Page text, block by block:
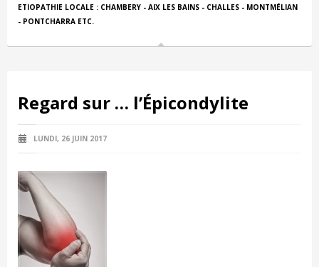
ETIOPATHIE LOCALE : CHAMBERY - AIX LES BAINS - CHALLES - MONTMÉLIAN
- PONTCHARRA ETC.
Regard sur … l’Épicondylite
LUNDI, 26 JUIN 2017